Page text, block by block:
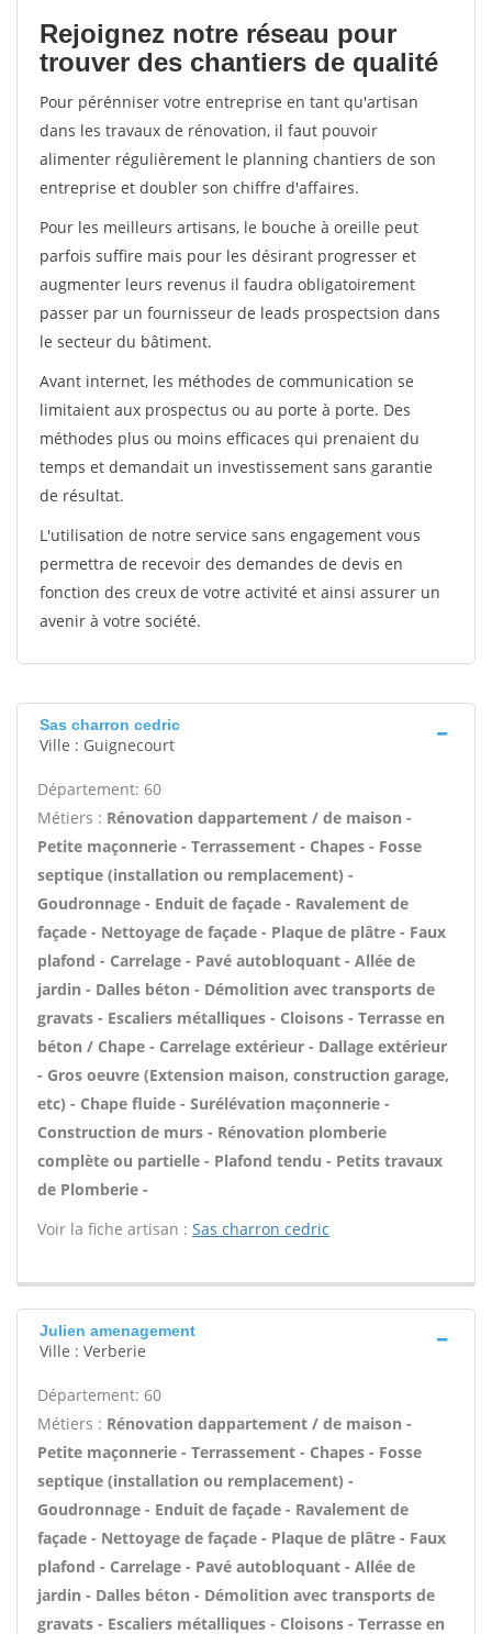
Rejoignez notre réseau pour
trouver des chantiers de qualité
Pour pérénniser votre entreprise en tant qu'artisan
dans les travaux de rénovation, il faut pouvoir
alimenter régulièrement le planning chantiers de son
entreprise et doubler son chiffre d'affaires.
Pour les meilleurs artisans, le bouche à oreille peut
parfois suffire mais pour les désirant progresser et
augmenter leurs revenus il faudra obligatoirement
passer par un fournisseur de leads prospectsion dans
le secteur du bâtiment.
Avant internet, les méthodes de communication se
limitaient aux prospectus ou au porte à porte. Des
méthodes plus ou moins efficaces qui prenaient du
temps et demandait un investissement sans garantie
de résultat.
L'utilisation de notre service sans engagement vous
permettra de recevoir des demandes de devis en
fonction des creux de votre activité et ainsi assurer un
avenir à votre société.
Sas charron cedric
Ville : Guignecourt
Département: 60
Métiers : Rénovation dappartement / de maison -
Petite maçonnerie - Terrassement - Chapes - Fosse
septique (installation ou remplacement) -
Goudronnage - Enduit de façade - Ravalement de
façade - Nettoyage de façade - Plaque de plâtre - Faux
plafond - Carrelage - Pavé autobloquant - Allée de
jardin - Dalles béton - Démolition avec transports de
gravats - Escaliers métalliques - Cloisons - Terrasse en
béton / Chape - Carrelage extérieur - Dallage extérieur
- Gros oeuvre (Extension maison, construction garage,
etc) - Chape fluide - Surélévation maçonnerie -
Construction de murs - Rénovation plomberie
complète ou partielle - Plafond tendu - Petits travaux
de Plomberie -
Voir la fiche artisan : Sas charron cedric
Julien amenagement
Ville : Verberie
Département: 60
Métiers : Rénovation dappartement / de maison -
Petite maçonnerie - Terrassement - Chapes - Fosse
septique (installation ou remplacement) -
Goudronnage - Enduit de façade - Ravalement de
façade - Nettoyage de façade - Plaque de plâtre - Faux
plafond - Carrelage - Pavé autobloquant - Allée de
jardin - Dalles béton - Démolition avec transports de
gravats - Escaliers métalliques - Cloisons - Terrasse en